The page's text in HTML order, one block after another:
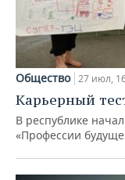
Общество 27 июл,
Карьерный
В республике
«Профессии